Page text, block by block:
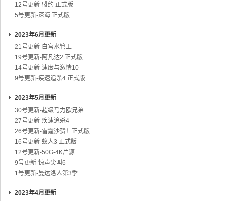
12号更新-盟约 正式版
5号更新-深海 正式版
2023年6月更新
21号更新-白宫水管工
19号更新-阿凡达2 正式版
14号更新-速度与激情10
9号更新-疾速追杀4 正式版
2023年5月更新
30号更新-超级马力欧兄弟
27号更新-疾速追杀4
26号更新-雷霆沙赞！正式版
16号更新-蚁人3 正式版
12号更新-50G-4K片源
9号更新-惊声尖叫6
1号更新-曼达洛人第3季
2023年4月更新